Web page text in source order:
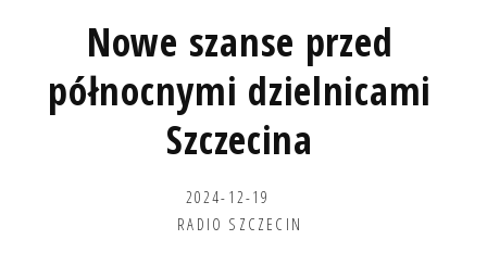
Nowe szanse przed
północnymi dzielnicami
Szczecina
2024-12-19
RADIO SZCZECIN